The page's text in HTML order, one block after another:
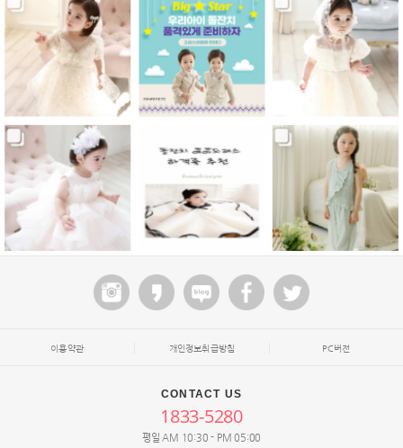
이용약관 개인정보취급방침 PC버전
CONTACT US
1833-5280
평일 AM 10:30 - PM 05:00